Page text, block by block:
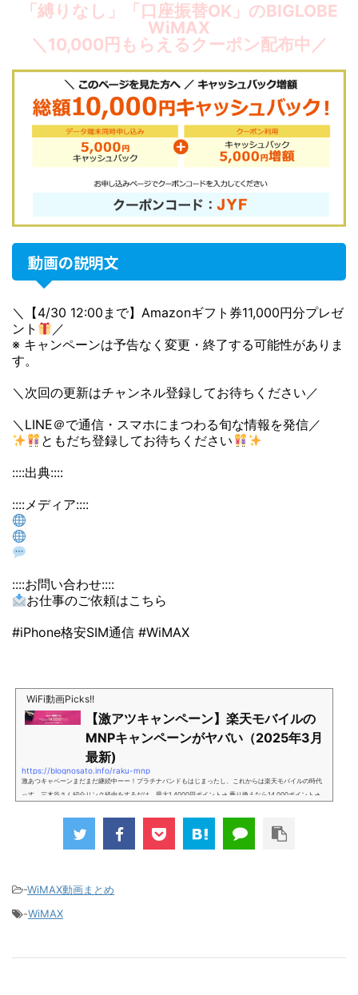
「縛りなし」「口座振替OK」のBIGLOBE
WiMAX
＼10,000円もらえるクーポン配布中／
動画の説明文
＼【4/30 12:00まで】Amazonギフト券11,000円分プレゼ
ント
／
※ キャンペーンは予告なく変更・終了する可能性がありま
す。
＼次回の更新はチャンネル登録してお待ちください／
＼LINE＠で通信・スマホにまつわる旬な情報を発信／
ともだち登録してお待ちください
::::出典::::
::::メディア::::
::::お問い合わせ::::
お仕事のご依頼はこちら
#iPhone格安SIM通信 #WiMAX
WiFi動画Picks!!
【激アツキャンペーン】楽天モバイルの
MNPキャンペーンがヤバい（2025年3月
最新)
https://blognosato.info/raku-mnp
激あつキャペーンまだまだ継続中ーー！プラチナバンドもはじまったし、これからは楽天モバイルの時代
っす。三木谷さん紹介リンク経由をするだけ。最大1,4000円ポイント→ 乗り換えなら14,000ポイント→
け」とも思えるポイントばら撒きキャンペーンを発動してきました。■キャンペーン概要三木谷社長の特
別招待ページから楽天モバイ...
-WiMAX動画まとめ
-WiMAX